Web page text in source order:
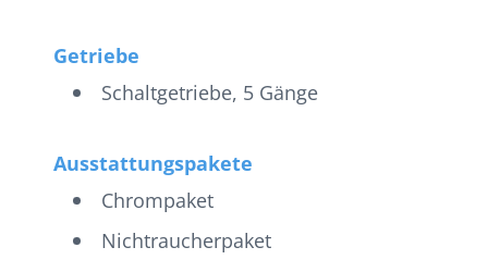
Getriebe
Schaltgetriebe, 5 Gänge
Ausstattungspakete
Chrompaket
Nichtraucherpaket